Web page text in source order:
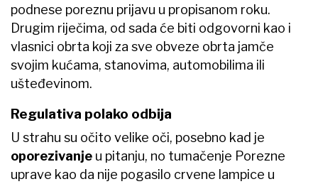
podnese poreznu prijavu u propisanom roku.
Drugim riječima, od sada će biti odgovorni kao i
vlasnici obrta koji za sve obveze obrta jamče
svojim kućama, stanovima, automobilima ili
ušteđevinom.
Regulativa polako odbija
U strahu su očito velike oči, posebno kad je
oporezivanje u pitanju, no tumačenje Porezne
uprave kao da nije pogasilo crvene lampice u